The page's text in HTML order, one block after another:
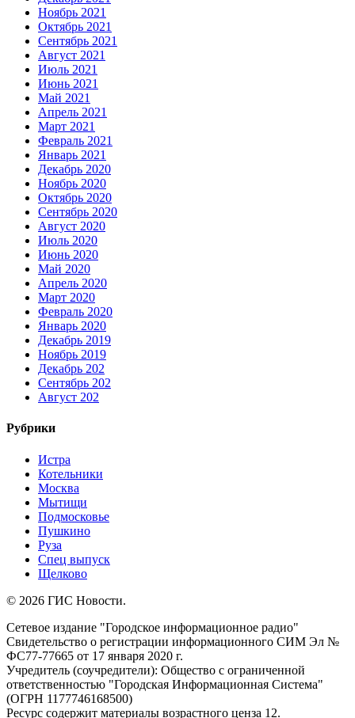
Ноябрь 2021
Октябрь 2021
Сентябрь 2021
Август 2021
Июль 2021
Июнь 2021
Май 2021
Апрель 2021
Март 2021
Февраль 2021
Январь 2021
Декабрь 2020
Ноябрь 2020
Октябрь 2020
Сентябрь 2020
Август 2020
Июль 2020
Июнь 2020
Май 2020
Апрель 2020
Март 2020
Февраль 2020
Январь 2020
Декабрь 2019
Ноябрь 2019
Декабрь 202
Сентябрь 202
Август 202
Рубрики
Истра
Котельники
Москва
Мытищи
Подмосковье
Пушкино
Руза
Спец выпуск
Щелково
© 2026 ГИС Новости.
Сетевое издание "Городское информационное радио"
Свидетельство о регистрации информационного СИМ Эл №
ФС77-77665 от 17 января 2020 г.
Учредитель (соучредители): Общество с ограниченной
ответственностью "Городская Информационная Система"
(ОГРН 1177746168500)
Ресурс содержит материалы возрастного ценза 12.